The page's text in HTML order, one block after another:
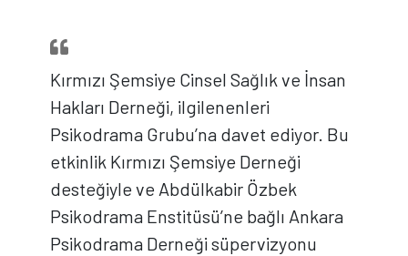
Kırmızı Şemsiye Cinsel Sağlık ve İnsan
Hakları Derneği, ilgilenenleri
Psikodrama Grubu’na davet ediyor. Bu
etkinlik Kırmızı Şemsiye Derneği
desteğiyle ve Abdülkabir Özbek
Psikodrama Enstitüsü’ne bağlı Ankara
Psikodrama Derneği süpervizyonu